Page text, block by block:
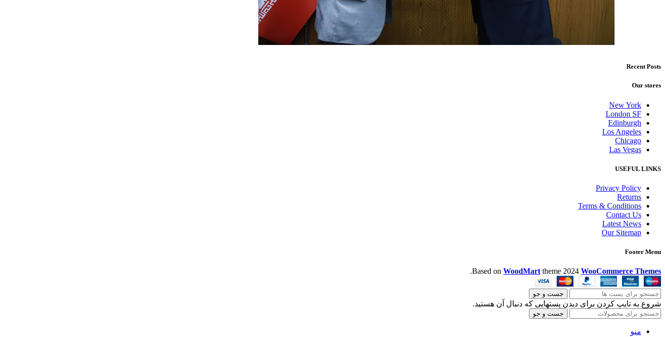
Recent Posts
Our stores
New York
London SF
Edinburgh
Los Angeles
Chicago
Las Vegas
USEFUL LINKS
Privacy Policy
Returns
Terms & Conditions
Contact Us
Latest News
Our Sitemap
Footer Menu
Based on WoodMart theme 2024 WooCommerce Themes
.
جست و جو
شروع به تایپ کردن برای دیدن پستهایی که دنبال آن هستید.
جست و جو
منو